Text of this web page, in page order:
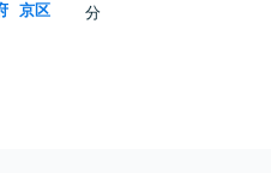
京区
分